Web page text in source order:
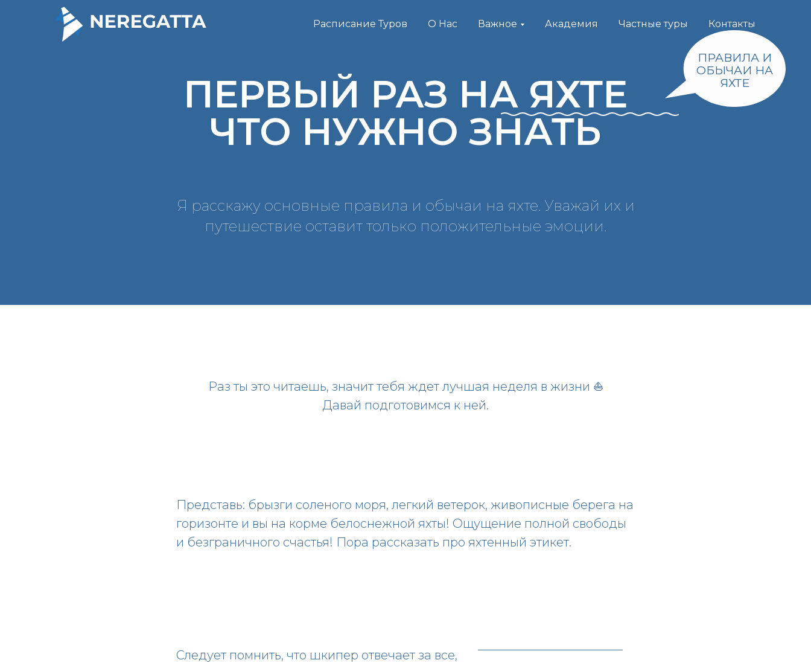
Расписание Туров О Нас Важное Академия Частные туры Контакты
Я расскажу основные правила и обычаи на яхте. Уважай их и
путешествие оставит только положительные эмоции.
ПЕРВЫЙ РАЗ НА ЯХТЕ
ЧТО НУЖНО ЗНАТЬ
ПРАВИЛА И
ОБЫЧАИ НА
ЯХТЕ
Раз ты это читаешь, значит тебя ждет лучшая неделя в жизни ⛵️
Давай подготовимся к ней.
Представь: брызги соленого моря, легкий ветерок, живописные берега на
горизонте и вы на корме белоснежной яхты! Ощущение полной свободы
и безграничного счастья! Пора рассказать про яхтенный этикет.
Следует помнить, что шкипер отвечает за все,